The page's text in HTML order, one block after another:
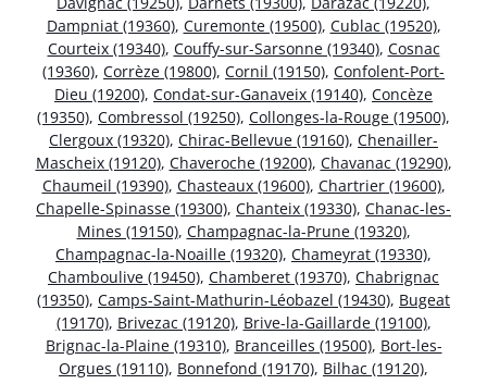
Dampniat (19360), Curemonte (19500), Cublac (19520),
Courteix (19340), Couffy-sur-Sarsonne (19340), Cosnac
(19360), Corrèze (19800), Cornil (19150), Confolent-Port-
Dieu (19200), Condat-sur-Ganaveix (19140), Concèze
(19350), Combressol (19250), Collonges-la-Rouge (19500),
Clergoux (19320), Chirac-Bellevue (19160), Chenailler-
Mascheix (19120), Chaveroche (19200), Chavanac (19290),
Chaumeil (19390), Chasteaux (19600), Chartrier (19600),
Chapelle-Spinasse (19300), Chanteix (19330), Chanac-les-
Mines (19150), Champagnac-la-Prune (19320),
Champagnac-la-Noaille (19320), Chameyrat (19330),
Chamboulive (19450), Chamberet (19370), Chabrignac
(19350), Camps-Saint-Mathurin-Léobazel (19430), Bugeat
(19170), Brivezac (19120), Brive-la-Gaillarde (19100),
Brignac-la-Plaine (19310), Branceilles (19500), Bort-les-
Orgues (19110), Bonnefond (19170), Bilhac (19120),